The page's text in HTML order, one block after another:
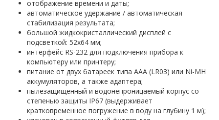
отображение времени и даты;
автоматическое удержание / автоматическая
стабилизация результата;
большой жидкокристаллический дисплей с
подсветкой: 52x64 мм;
интерфейс RS-232 для подключения прибора к
компьютеру или принтеру;
питание от двух батареек типа ААА (LR03) или Ni-MH
аккумуляторов, а также адаптера;
пылезащищенный и водонепроницаемый корпус со
степенью защиты IP67 (выдерживает
кратковременное погружение в воду на глубину 1 м);